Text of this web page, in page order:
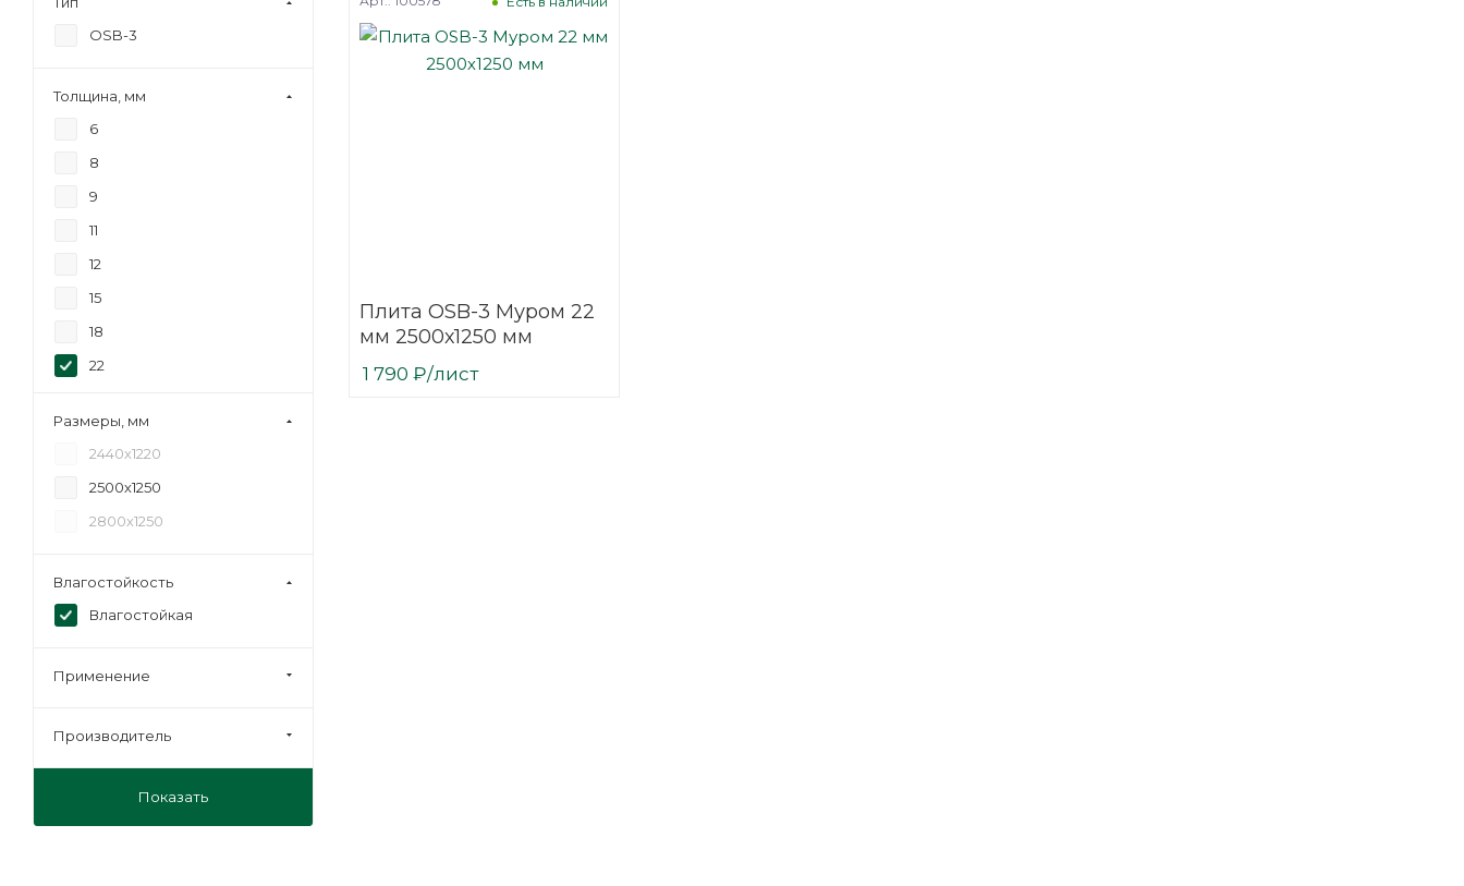
Плита OSB-3 Муром 22
мм 2500х1250 мм
1 790 ₽/лист
OSB-3
Толщина, мм
6
8
9
11
12
15
18
22
Размеры, мм
2440х1220
2500х1250
2800х1250
Влагостойкость
Влагостойкая
Применение
Производитель
Показать